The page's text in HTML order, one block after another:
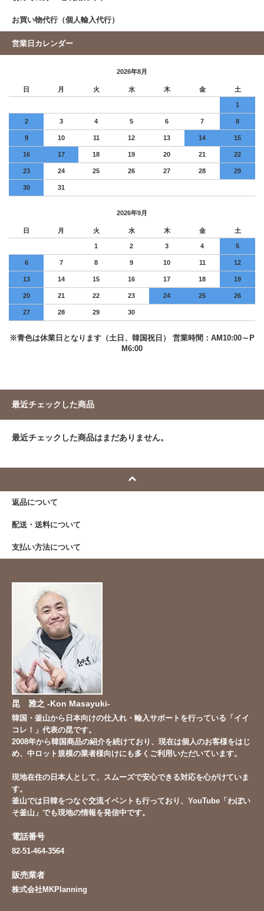
お買い物代行（個人輸入代行）
営業日カレンダー
2026年8月
日 月 火 水 木 金 土
1
2 3 4 5 6 7 8
9 10 11 12 13 14 15
16 17 18 19 20 21 22
23 24 25 26 27 28 29
30 31
2026年9月
日 月 火 水 木 金 土
1 2 3 4 5
6 7 8 9 10 11 12
13 14 15 16 17 18 19
20 21 22 23 24 25 26
27 28 29 30
※青色は休業日となります（土日、韓国祝日） 営業時間：AM10:00～P
M6:00
最近チェックした商品
最近チェックした商品はまだありません。
返品について
配送・送料について
支払い方法について
昆 雅之 -Kon Masayuki-
韓国・釜山から日本向けの仕入れ・輸入サポートを行っている「イイ
コレ！」代表の昆です。
2008年から韓国商品の紹介を続けており、現在は個人のお客様をはじ
め、中ロット規模の業者様向けにも多くご利用いただいています。
現地在住の日本人として、スムーズで安心できる対応を心がけていま
す。
釜山では日韓をつなぐ交流イベントも行っており、YouTube「 わぼい
そ釜山 」でも現地の情報を発信中です。
電話番号
82-51-464-3564
販売業者
株式会社MKPlanning